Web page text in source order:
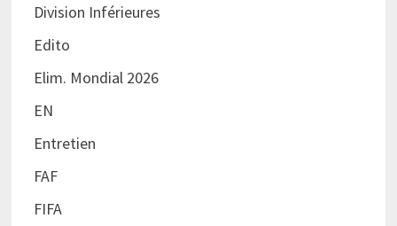
Division Inférieures
Edito
Elim. Mondial 2026
EN
Entretien
FAF
FIFA